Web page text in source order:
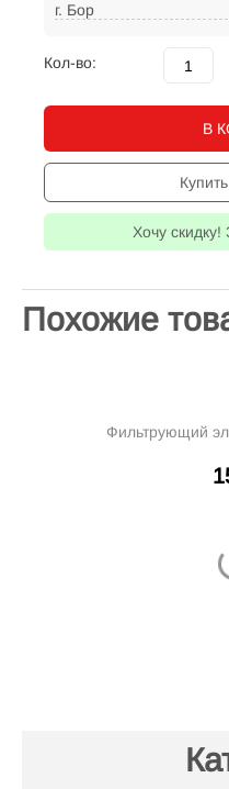
г. Бор
Кол-во:
В
Хочу
Похожие
Фильтрующий